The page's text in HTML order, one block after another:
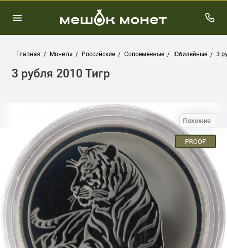
Главная Монеты Российские Современные Юбилейные 3
3 рубля 2010 Тигр
Похожие
PROOF